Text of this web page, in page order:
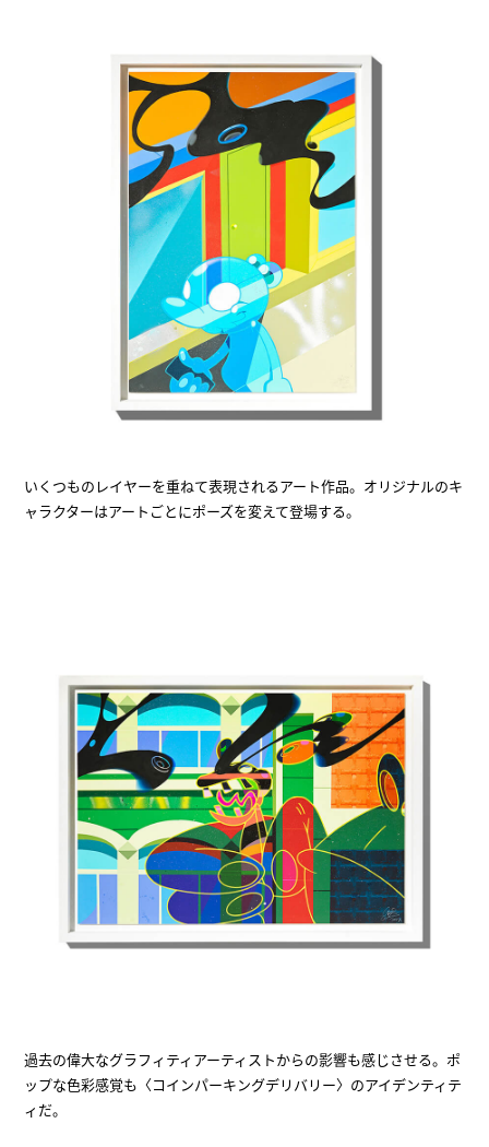
いくつものレイヤーを重ねて表現されるアート作品。オリジナルのキ
ャラクターはアートごとにポーズを変えて登場する。
過去の偉大なグラフィティアーティストからの影響も感じさせる。ポ
ップな色彩感覚も〈コインパーキングデリバリー〉のアイデンティテ
ィだ。